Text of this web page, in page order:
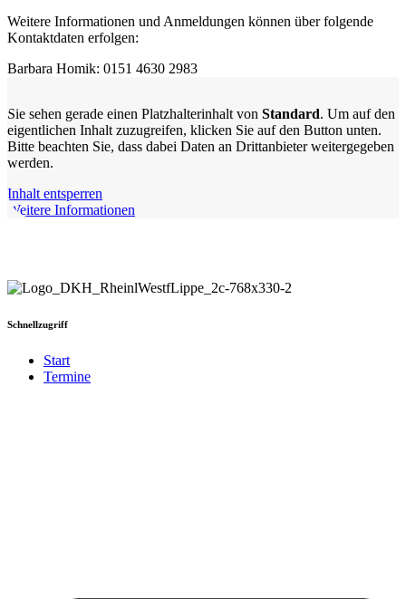
Weitere Informationen und Anmeldungen können über folgende
Kontaktdaten erfolgen:
Barbara Homik: 0151 4630 2983
Sie sehen gerade einen Platzhalterinhalt von Standard. Um auf den
eigentlichen Inhalt zuzugreifen, klicken Sie auf den Button unten.
Bitte beachten Sie, dass dabei Daten an Drittanbieter weitergegeben
werden.
Inhalt entsperren
Weitere Informationen
Schnellzugriff
Start
Termine